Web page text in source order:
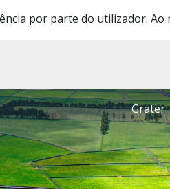
por parte do utilizador.
Grater